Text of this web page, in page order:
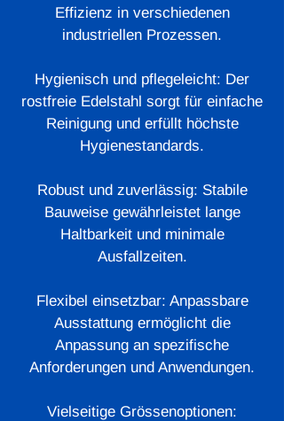
Effizienz in verschiedenen
industriellen Prozessen.
Hygienisch und pflegeleicht: Der
rostfreie Edelstahl sorgt für einfache
Reinigung und erfüllt höchste
Hygienestandards.
Robust und zuverlässig: Stabile
Bauweise gewährleistet lange
Haltbarkeit und minimale
Ausfallzeiten.
Flexibel einsetzbar: Anpassbare
Ausstattung ermöglicht die
Anpassung an spezifische
Anforderungen und Anwendungen.
Vielseitige Grössenoptionen: